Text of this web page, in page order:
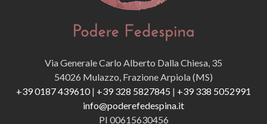
Via Generale Carlo Alberto Dalla Chiesa, 35
54026 Mulazzo, Frazione Arpiola (MS)
+39 0187 439610| +39 328 5827845 | +39 338 5052991
info@poderefedespina.it
PI 00615630456